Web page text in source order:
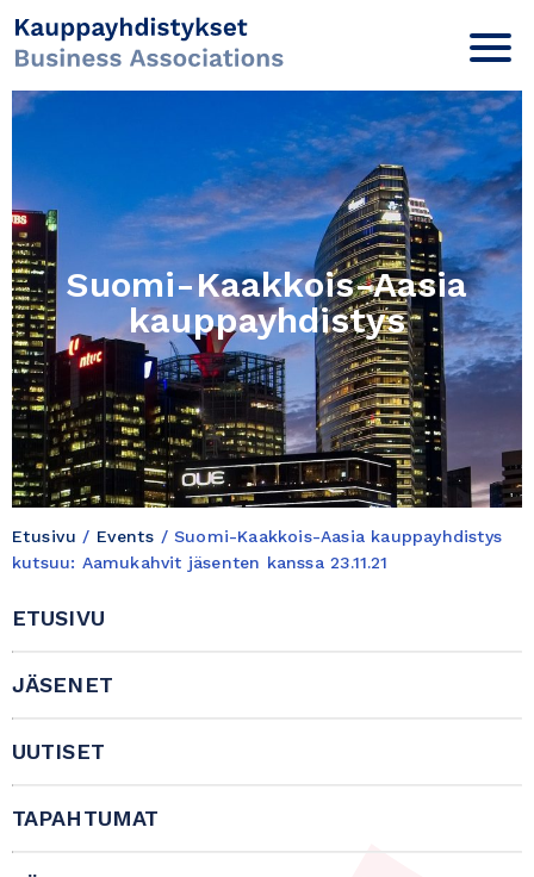
Suomi-Kaakkois-Aasia
kauppayhdistys
Etusivu / Events / Suomi-Kaakkois-Aasia kauppayhdistys
kutsuu: Aamukahvit jäsenten kanssa 23.11.21
ETUSIVU
JÄSENET
UUTISET
TAPAHTUMAT